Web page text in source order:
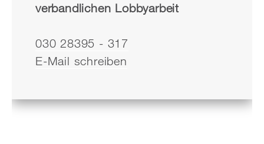
verbandlichen Lobbyarbeit
030 28395 - 317
E-Mail schreiben